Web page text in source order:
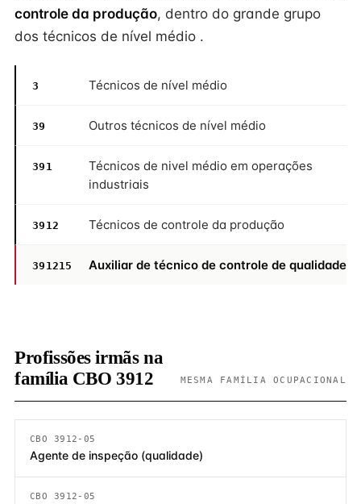
controle da produção, dentro do grande grupo
dos técnicos de nível médio .
3 Técnicos de nível médio
39 Outros técnicos de nível médio
391
Técnicos de nivel médio em operações
industriais
3912 Técnicos de controle da produção
391215 Auxiliar de técnico de controle de qualidade
Profissões irmãs na
família CBO 3912
MESMA FAMÍLIA OCUPACIONAL
CBO 3912-05
Agente de inspeção (qualidade)
CBO 3912-05